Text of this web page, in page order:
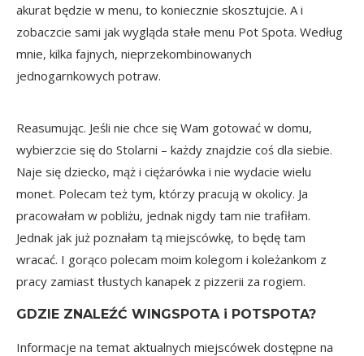
akurat będzie w menu, to koniecznie skosztujcie. A i
zobaczcie sami jak wygląda stałe menu Pot Spota. Według
mnie, kilka fajnych, nieprzekombinowanych
jednogarnkowych potraw.
Reasumując. Jeśli nie chce się Wam gotować w domu,
wybierzcie się do Stolarni – każdy znajdzie coś dla siebie.
Naje się dziecko, mąż i ciężarówka i nie wydacie wielu
monet. Polecam też tym, którzy pracują w okolicy. Ja
pracowałam w pobliżu, jednak nigdy tam nie trafiłam.
Jednak jak już poznałam tą miejscówkę, to będę tam
wracać. I gorąco polecam moim kolegom i koleżankom z
pracy zamiast tłustych kanapek z pizzerii za rogiem.
GDZIE ZNALEŹĆ WINGSPOTA i POTSPOTA?
Informacje na temat aktualnych miejscówek dostępne na